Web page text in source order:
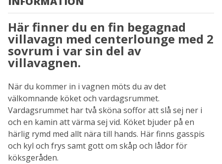
Här finner du en fin begagnad
villavagn med centerlounge med 2
sovrum i var sin del av
villavagnen.
När du kommer in i vagnen möts du av det
välkomnande köket och vardagsrummet.
Vardagsrummet har två sköna soffor att slå sej ner i
och en kamin att värma sej vid. Köket bjuder på en
härlig rymd med allt nära till hands. Här finns gasspis
och kyl och frys samt gott om skåp och lådor för
köksgeråden.